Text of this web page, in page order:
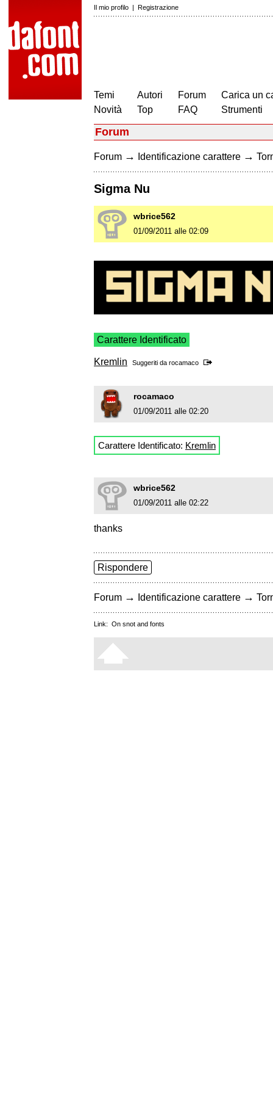
Il mio profilo | Registrazione
Temi
Novità
Autori
Top
Forum
FAQ
Carica un
Strumenti
Forum
Forum → Identificazione carattere →
Sigma Nu
wbrice562
01/09/2011 alle 02:09
Carattere Identificato
Kremlin Suggeriti da rocamaco
rocamaco
01/09/2011 alle 02:20
Carattere Identificato: Kremlin
wbrice562
01/09/2011 alle 02:22
thanks
Rispondere
Forum → Identificazione carattere →
Link: On snot and fonts